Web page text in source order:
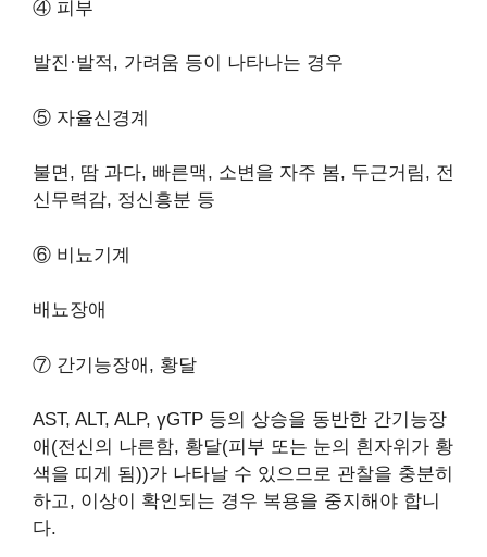
④ 피부
발진·발적, 가려움 등이 나타나는 경우
⑤ 자율신경계
불면, 땀 과다, 빠른맥, 소변을 자주 봄, 두근거림, 전
신무력감, 정신흥분 등
⑥ 비뇨기계
배뇨장애
⑦ 간기능장애, 황달
AST, ALT, ALP, γGTP 등의 상승을 동반한 간기능장
애(전신의 나른함, 황달(피부 또는 눈의 흰자위가 황
색을 띠게 됨))가 나타날 수 있으므로 관찰을 충분히
하고, 이상이 확인되는 경우 복용을 중지해야 합니
다.